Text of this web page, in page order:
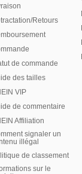
Retours
de commande
des tailles
VIP
de commentaire
Affiliation
signaler un
illégal
de classement
sur le